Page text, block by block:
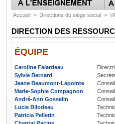
Accueil > Directions du siège social >
DIRECTION DES
ÉQUIPE
Caroline Falardeau
Sylvie Bernard
Jeane Beaumont-Lapointe
Marie-Sophie Compagnon
André-Ann Gosselin
Lucie Bilodeau
Patricia Pellerin